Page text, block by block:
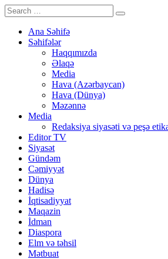
Ana Səhifə
Səhifələr
Haqqımızda
Əlaqə
Media
Hava (Azərbaycan)
Hava (Dünya)
Məzənnə
Media
Redaksiya siyasəti və peşə
Editor TV
Siyasət
Gündəm
Cəmiyyət
Dünya
Hadisə
İqtisadiyyat
Maqazin
İdman
Diaspora
Elm və təhsil
Mətbuat